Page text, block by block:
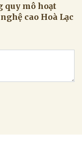
quy mô hoạt
cao Hoà Lạc